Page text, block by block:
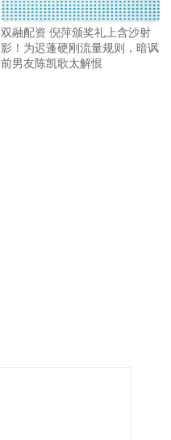
双融配资 倪萍颁奖礼上含沙射
影！为迟蓬硬刚流量规则，暗讽
前男友陈凯歌太解恨